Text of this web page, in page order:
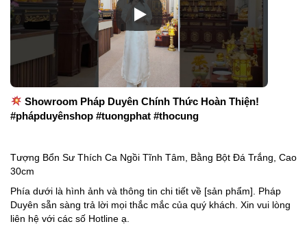
Showroom Pháp Duyên Chính Thức Hoàn Thiện!
#phápduyênshop #tuongphat #thocung
Tượng Bổn Sư Thích Ca Ngồi Tĩnh Tâm, Bằng Bột Đá Trắng, Cao
30cm
Phía dưới là hình ảnh và thông tin chi tiết về [sản phẩm]. Pháp
Duyên sẵn sàng trả lời mọi thắc mắc của quý khách. Xin vui lòng
liên hệ với các số Hotline ạ.